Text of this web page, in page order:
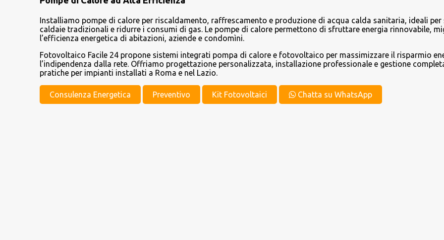
Installiamo pompe di calore per riscaldamento, raffrescamento e produzione di acqua calda sanitaria, ideali
caldaie tradizionali e ridurre i consumi di gas. Le pompe di calore permettono di sfruttare energia rinnovabile,
l’efficienza energetica di abitazioni, aziende e condomìni.
Fotovoltaico Facile 24 propone sistemi integrati pompa di calore e fotovoltaico per massimizzare il risparmio
l’indipendenza dalla rete. Offriamo progettazione personalizzata, installazione professionale e gestione
pratiche per impianti installati a Roma e nel Lazio.
Consulenza Energetica Preventivo Kit Fotovoltaici Chatta su WhatsApp